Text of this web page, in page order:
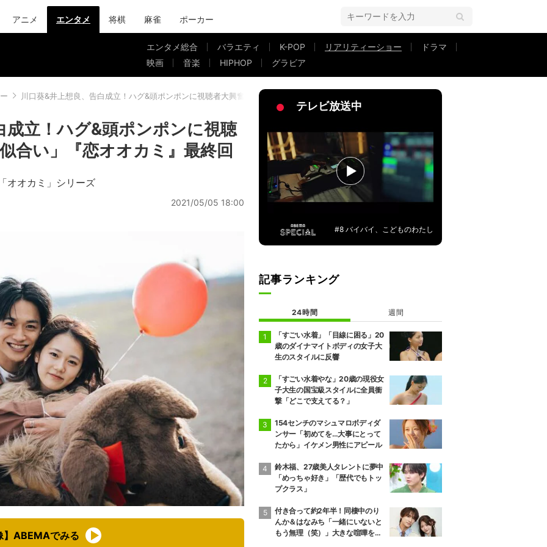
アニメ エンタメ 将棋 麻雀 ポーカー
エンタメ総合 バラエティ K-POP リアリティーショー
ドラマ
映画
音楽 HIPHOP グラビア
川口葵&井上想良、告白成立！ハグ&頭ポンポンに視聴者大興奮「めっちゃお似合い」『恋オオカミ』最終回
成立！ハグ&頭ポンポンに視聴
合い」『恋オオカミ』最終回
オオカミ」シリーズ
2021/05/05 18:00
】ABEMAでみる
テレビ放送中
#8 バイバイ、こどものわたし
記事ランキング
24時間 週間
「すごい水着」「目線に困る」20
歳のダイナマイトボディの女子大
生のスタイルに反響
「すごい水着やな」20歳の現役女
子大生の国宝級スタイルに全員衝
撃「どこで支えてる？」
154センチのマシュマロボディダ
ンサー「初めてを…大事にとって
たから」イケメン男性にアピール
鈴木福、27歳美人タレントに夢中
「めっちゃ好き」「歴代でもトッ
プクラス」
付き合って約2年半！同棲中のり
んか＆はなみち「一緒にいないと
もう無理（笑）」大きな喧嘩を経